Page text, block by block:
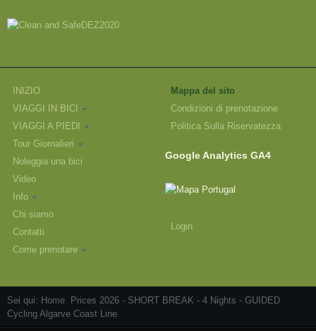
INIZIO
VIAGGI IN BICI
VIAGGI A PIEDI
Tour Giornalieri
Noleggia una bici
Video
Info
Chi siamo
Contatti
Come prenotare
Mappa del sito
Condizioni di prenotazione
Politica Sulla Riservatezza
Google Analytics GA4
Login
Sei qui: Home
Prices 2026 - SHORT BREAK - 4 Nights - GUIDED
Cycling Algarve Coast Line